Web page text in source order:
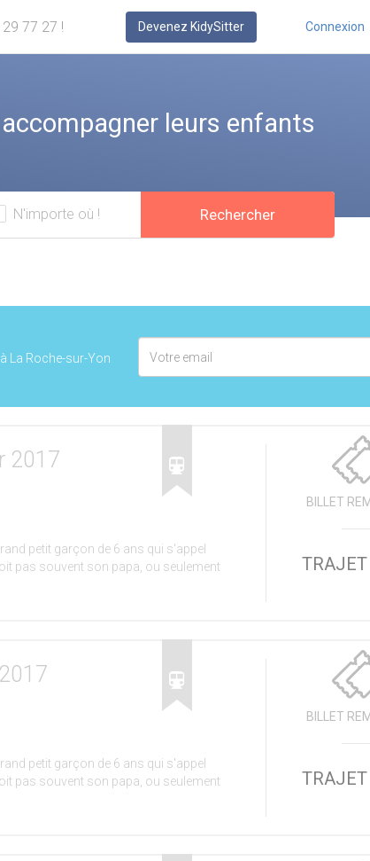
77 27 ! Devenez KidySitter Connexion
leurs enfants
N'importe où ! Rechercher
La Roche-sur-Yon
mail
2017
petit garçon de 6 ans qui s'appel
pas souvent son papa, ou seulement
BILLET
TRAJET
petit garçon de 6 ans qui s'appel
pas souvent son papa, ou seulement
BILLET
TRAJET